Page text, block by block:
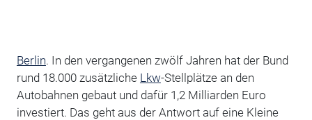
Berlin. In den vergangenen zwölf Jahren hat der Bund
rund 18.000 zusätzliche Lkw-Stellplätze an den
Autobahnen gebaut und dafür 1,2 Milliarden Euro
investiert. Das geht aus der Antwort auf eine Kleine